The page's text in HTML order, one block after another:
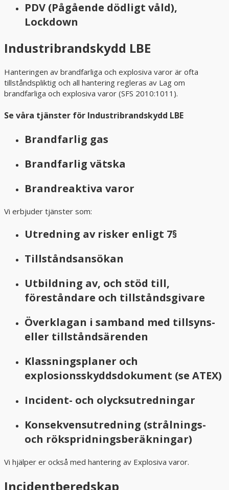
PDV (Pågående dödligt våld),
Lockdown
Industribrandskydd LBE
Hanteringen av brandfarliga och explosiva varor är ofta
tillståndspliktig och all hantering regleras av Lag om
brandfarliga och explosiva varor (SFS 2010:1011).
Se våra tjänster för Industribrandskydd LBE
Brandfarlig gas
Brandfarlig vätska
Brandreaktiva varor
Vi erbjuder tjänster som:
Utredning av risker enligt 7§
Tillståndsansökan
Utbildning av, och stöd till,
föreståndare och tillståndsgivare
Överklagan i samband med tillsyns-
eller tillståndsärenden
Klassningsplaner och
explosionsskyddsdokument (se ATEX)
Incident- och olycksutredningar
Konsekvensutredning (strålnings-
och rökspridningsberäkningar)
Vi hjälper er också med hantering av Explosiva varor.
Incidentberedskap